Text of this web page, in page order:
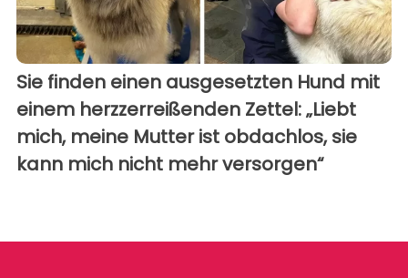
Sie finden einen ausgesetzten Hund mit
einem herzzerreißenden Zettel: „Liebt
mich, meine Mutter ist obdachlos, sie
kann mich nicht mehr versorgen“